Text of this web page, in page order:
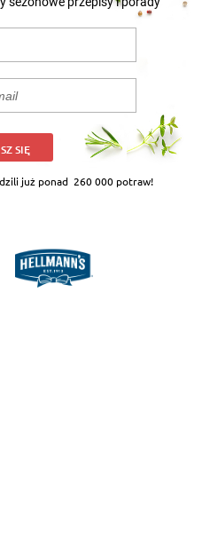
SIĘ
już ponad 260 000 potraw!